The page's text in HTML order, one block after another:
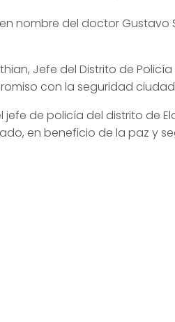
nombre del doctor
Jefe del Distrito de
con la seguridad
de policía del distrito de
en beneficio de la paz y